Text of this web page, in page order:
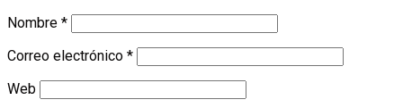
Nombre *
Correo electrónico *
Web